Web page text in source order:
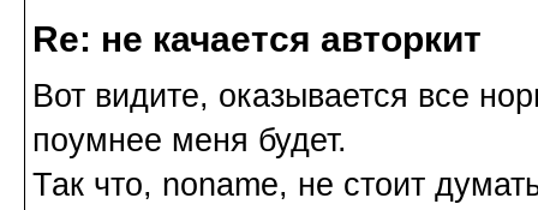
Re: не качается авторкит
Вот видите, оказывается все
поумнее меня будет.
Так что, noname, не стоит